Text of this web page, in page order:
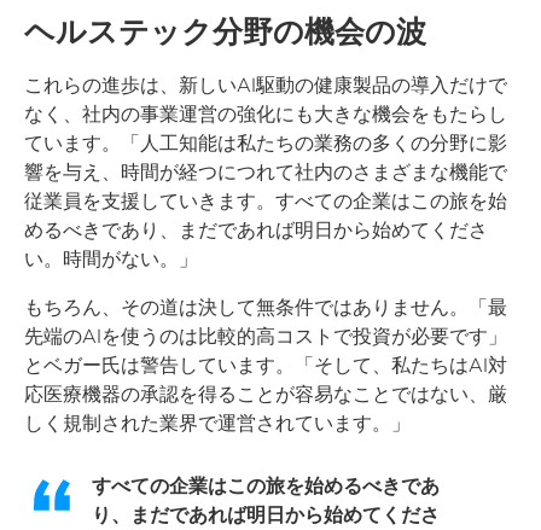
ヘルステック分野の機会の波
これらの進歩は、新しいAI駆動の健康製品の導入だけで
なく、社内の事業運営の強化にも大きな機会をもたらし
ています。「人工知能は私たちの業務の多くの分野に影
響を与え、時間が経つにつれて社内のさまざまな機能で
従業員を支援していきます。すべての企業はこの旅を始
めるべきであり、まだであれば明日から始めてくださ
い。時間がない。」
もちろん、その道は決して無条件ではありません。「最
先端のAIを使うのは比較的高コストで投資が必要です」
とベガー氏は警告しています。「そして、私たちはAI対
応医療機器の承認を得ることが容易なことではない、厳
しく規制された業界で運営されています。」
すべての企業はこの旅を始めるべきであ
り、まだであれば明日から始めてくださ